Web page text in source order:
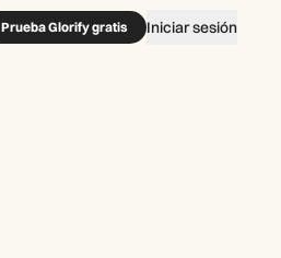
Prueba Glorify gratis Iniciar sesión